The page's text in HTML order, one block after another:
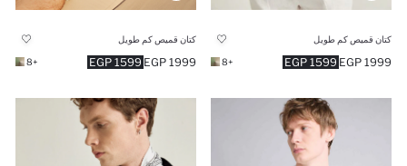
كتان قميص كم طويل
1599 EGP 1999 EGP
+8
كتان قميص كم طويل
1599 EGP 1999 EGP
+8